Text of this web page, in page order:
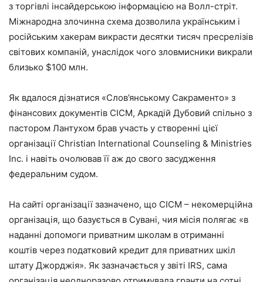
з торгівлі інсайдерською інформацією на Волл-стріт.
Міжнародна злочинна схема дозволила українським і
російським хакерам викрасти десятки тисяч пресрелізів
світових компаній, унаслідок чого зловмисники викрали
близько $100 млн.
Як вдалося дізнатися «Слов’янському Сакраменто» з
фінансових документів CICM, Аркадій Дубовий спільно з
пастором Лантухом брав участь у створенні цієї
організації Christian International Counseling & Ministries
Inc. і навіть очолював її аж до свого засудження
федеральним судом.
На сайті організації зазначено, що CICM – некомерційна
організація, що базується в Сувані, чия місія полягає «в
наданні допомоги приватним школам в отриманні
коштів через податковий кредит для приватних шкіл
штату Джорджія». Як зазначається у звіті IRS, сама